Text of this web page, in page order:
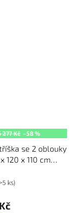
277 Kč –58 %
se 2 oblouky
120 x 110 cm
ks)